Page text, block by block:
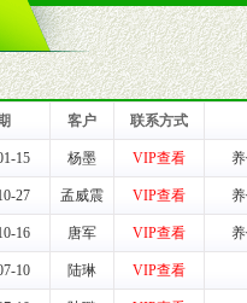
服务咨询中
您的疑问。
突发性产品
并合理妥
理各区销售
客户 联系方式
15 杨墨 VIP查看
27 孟威震 VIP查看
16 唐军 VIP查看
10 陆琳 VIP查看